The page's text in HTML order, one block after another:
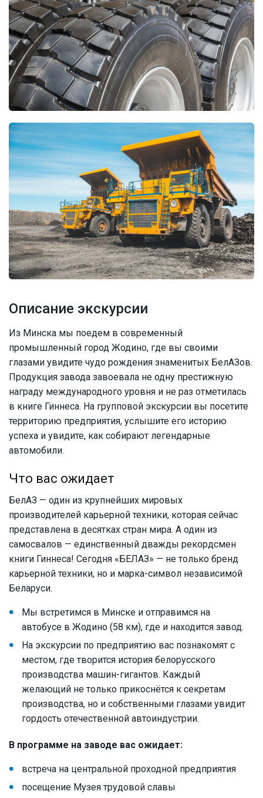
Описание экскурсии
Из Минска мы поедем в современный
промышленный город Жодино, где вы своими
глазами увидите чудо рождения знаменитых БелАЗов.
Продукция завода завоевала не одну престижную
награду международного уровня и не раз отметилась
в книге Гиннеса. На групповой экскурсии вы посетите
территорию предприятия, услышите его историю
успеха и увидите, как собирают легендарные
автомобили.
Что вас ожидает
БелАЗ — один из крупнейших мировых
производителей карьерной техники, которая сейчас
представлена в десятках стран мира. А один из
самосвалов — единственный дважды рекордсмен
книги Гиннеса! Сегодня «БЕЛАЗ» — не только бренд
карьерной техники, но и марка-символ независимой
Беларуси.
Мы встретимся в Минске и отправимся на
автобусе в Жодино (58 км), где и находится завод.
На экскурсии по предприятию вас познакомят с
местом, где творится история белорусского
производства машин-гигантов. Каждый
желающий не только прикоснётся к секретам
производства, но и собственными глазами увидит
гордость отечественной автоиндустрии.
В программе на заводе вас ожидает:
встреча на центральной проходной предприятия
посещение Музея трудовой славы